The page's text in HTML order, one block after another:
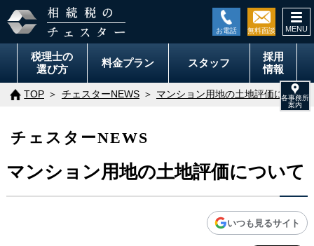
税理士の
選び方
料金プラン スタッフ
採用
情報
TOP チェスターNEWS マンション用地の土地評価について
チェスターNEWS
マンション用地の土地評価について
いつも見るサイト